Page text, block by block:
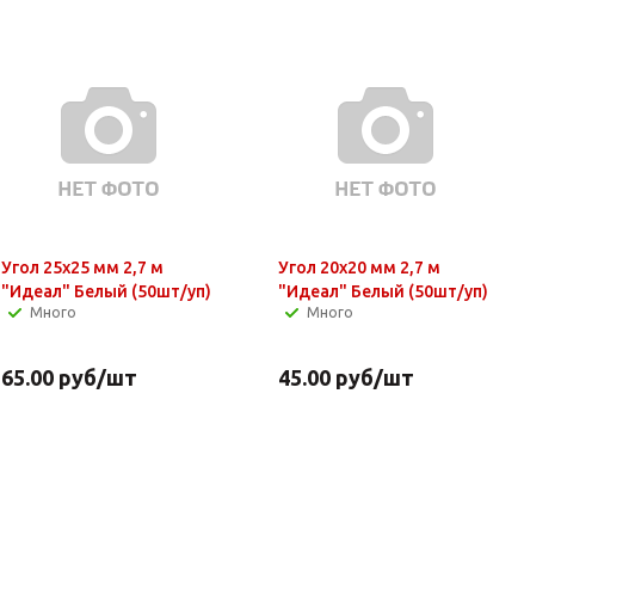
Угол 25х25 мм 2,7 м
"Идеал" Белый (50шт/уп)
Много
65.00 руб/шт
Угол 20х20 мм 2,7 м
"Идеал" Белый (50шт/уп)
Много
45.00руб/шт